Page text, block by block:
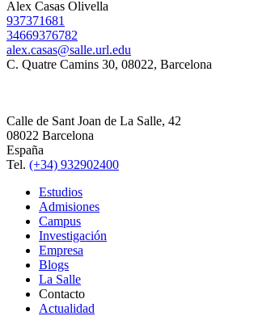
Alex Casas Olivella
937371681
34669376782
alex.casas@salle.url.edu
C. Quatre Camins 30, 08022, Barcelona
Calle de Sant Joan de La Salle, 42
08022 Barcelona
España
Tel. (+34) 932902400
Estudios
Admisiones
Campus
Investigación
Empresa
Blogs
La Salle
Contacto
Actualidad